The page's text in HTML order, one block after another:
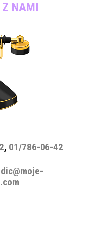
Z NAMI
, 01/786-06-42